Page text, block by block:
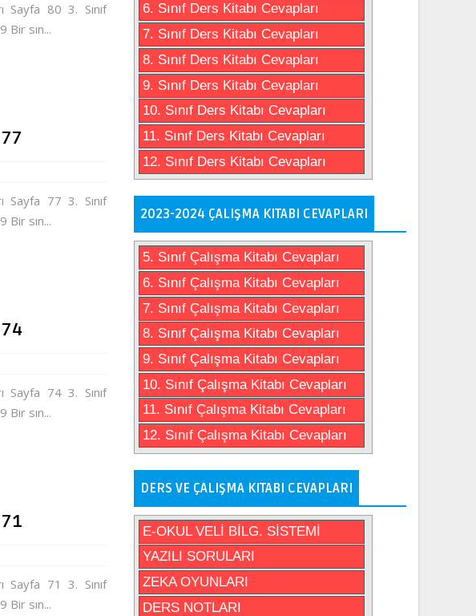
Sayfa 80 3. Sınıf
Bir sın...
Sayfa 77 3. Sınıf
Bir sın...
Sayfa 74 3. Sınıf
Bir sın...
Sayfa 71 3. Sınıf
Bir sın...
6. Sınıf Ders Kitabı Cevapları
7. Sınıf Ders Kitabı Cevapları
8. Sınıf Ders Kitabı Cevapları
9. Sınıf Ders Kitabı Cevapları
10. Sınıf Ders Kitabı Cevapları
11. Sınıf Ders Kitabı Cevapları
12. Sınıf Ders Kitabı Cevapları
2023-2024 ÇALIŞMA KITABI CEVAPLARI
5. Sınıf Çalışma Kitabı Cevapları
6. Sınıf Çalışma Kitabı Cevapları
7. Sınıf Çalışma Kitabı Cevapları
8. Sınıf Çalışma Kitabı Cevapları
9. Sınıf Çalışma Kitabı Cevapları
10. Sınıf Çalışma Kitabı Cevapları
11. Sınıf Çalışma Kitabı Cevapları
12. Sınıf Çalışma Kitabı Cevapları
DERS VE ÇALIŞMA KITABI CEVAPLARI
E-OKUL VELİ BİLG. SİSTEMİ
YAZILI SORULARI
ZEKA OYUNLARI
DERS NOTLARI